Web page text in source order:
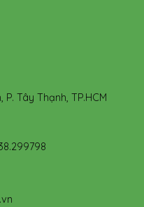
P. Tây Thạnh, TP.HCM